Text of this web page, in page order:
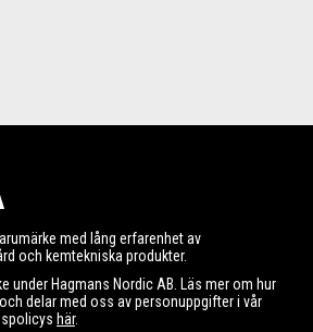
med lång erfarenhet av
och kemtekniska produkter.
under Hagmans Nordic AB. Läs mer om hur
delar med oss av personuppgifter i vår
här.